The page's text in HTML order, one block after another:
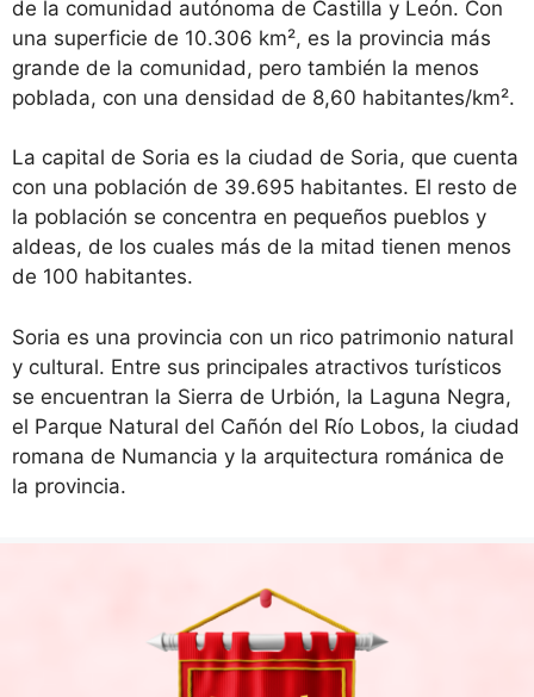
de la comunidad autónoma de Castilla y León. Con
una superficie de 10.306 km², es la provincia más
grande de la comunidad, pero también la menos
poblada, con una densidad de 8,60 habitantes/km².
La capital de Soria es la ciudad de Soria, que cuenta
con una población de 39.695 habitantes. El resto de
la población se concentra en pequeños pueblos y
aldeas, de los cuales más de la mitad tienen menos
de 100 habitantes.
Soria es una provincia con un rico patrimonio natural
y cultural. Entre sus principales atractivos turísticos
se encuentran la Sierra de Urbión, la Laguna Negra,
el Parque Natural del Cañón del Río Lobos, la ciudad
romana de Numancia y la arquitectura románica de
la provincia.